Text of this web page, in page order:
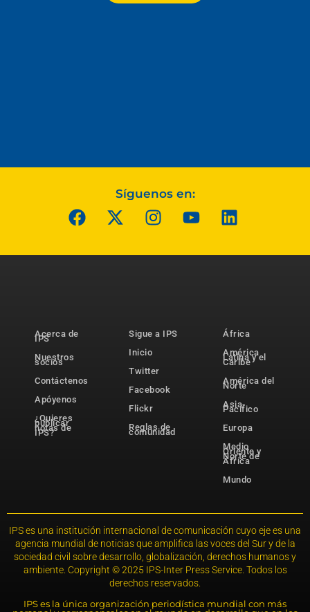
Síguenos en:
Acerca de
IPS
Nuestros
socios
Contáctenos
Apóyenos
¿Quieres
publicar
notas de
IPS?
Sigue a IPS
Inicio
Twitter
Facebook
Flickr
Reglas de
comunidad
África
América
Latina y el
Caribe
América del
Norte
Asia-
Pacífico
Europa
Medio
Oriente y
Norte de
África
Mundo
IPS es una institución internacional de comunicación cuyo eje es una
agencia mundial de noticias que amplifica las voces del Sur y de la
sociedad civil sobre desarrollo, globalización, derechos humanos y
ambiente. Copyright © 2025 IPS-Inter Press Service. Todos los
derechos reservados.
IPS es la única organización periodística mundial con más